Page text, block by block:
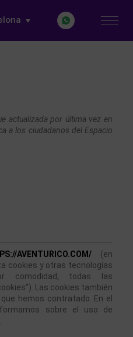
actualizada por última vez en
a los ciudadanos del Espacio
AVENTURICO.COM/ (en
cookies y otras tecnologías
comodidad, todas las
Las cookies también
hemos contratado. En el
sobre el uso de